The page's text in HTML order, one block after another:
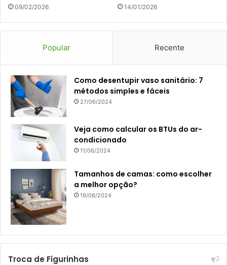
09/02/2026 14/01/2026
Popular Recente
Como desentupir vaso sanitário: 7
métodos simples e fáceis
27/06/2024
Veja como calcular os BTUs do ar-
condicionado
11/06/2024
Tamanhos de camas: como escolher
a melhor opção?
19/06/2024
Troca de Figurinhas